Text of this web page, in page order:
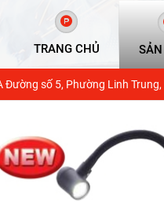
TRANG CHỦ
Đường số 5, Phường Linh